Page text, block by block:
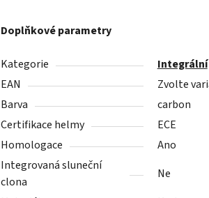
Doplňkové parametry
Kategorie
Integrální
EAN
Zvolte
Barva
carbon
Certifikace helmy
ECE
Homologace
Ano
Integrovaná sluneční
clona
Ne